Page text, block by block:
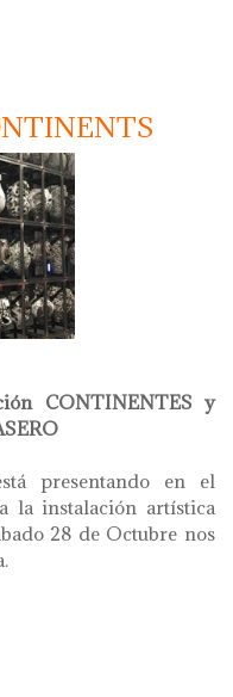
lópez. paisajes del
CONTINENTES y
presentando en el
la instalación artística
28 de Octubre nos
continents